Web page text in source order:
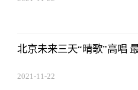
北京未来三天“晴歌”高唱
2021-11-22